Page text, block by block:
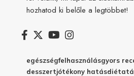
hozhatod ki belőle a legtöbbet!
egészségfelhasználásgyors
desszertjótékony hatásdiéta